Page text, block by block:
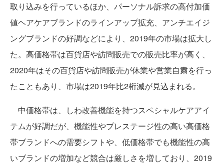
取り込みを行っているほか、パーソナル訴求の高付加価
値ヘアケアブランドのラインアップ拡充、アンチエイジ
ングブランドの好調などにより、2019年の市場は拡大し
た。高価格帯は百貨店や訪問販売での販売比率が高く、
2020年はその百貨店や訪問販売が休業や営業自粛を行っ
たこともあり、市場は2019年比2桁減が見込まれる。
中価格帯は、しわ改善機能を持つスペシャルケアアイ
テムが好調だが、機能性やプレステージ性の高い高価格
帯ブランドへの需要シフトや、低価格帯でも機能性の高
いブランドの増加など競合は厳しさを増しており、2019